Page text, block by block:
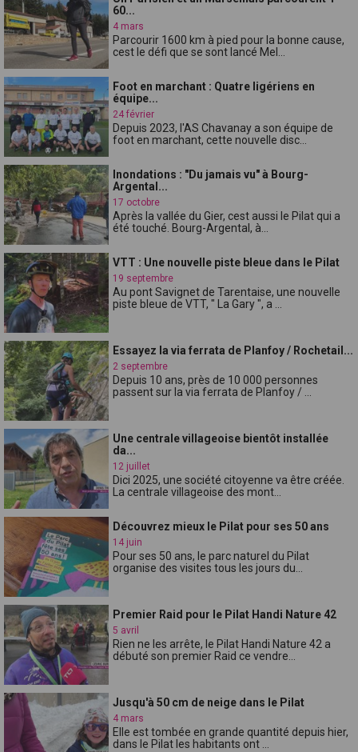
60...
4 mars
Parcourir 1600 km à pied pour la bonne cause,
cest le défi que se sont lancé Mel...
Foot en marchant : Quatre ligériens en
équipe...
24 février
Depuis 2023, l'AS Chavanay a son équipe de
foot en marchant, cette nouvelle disc...
Inondations : "Du jamais vu" à Bourg-
Argental...
17 octobre
Après la vallée du Gier, cest aussi le Pilat qui a
été touché. Bourg-Argental, à...
VTT : Une nouvelle piste bleue dans le Pilat
19 septembre
Au pont Savignet de Tarentaise, une nouvelle
piste bleue de VTT, " La Gary ", a ...
Essayez la via ferrata de Planfoy / Rochetail...
2 septembre
Depuis 10 ans, près de 10 000 personnes
passent sur la via ferrata de Planfoy / ...
Une centrale villageoise bientôt installée
da...
12 juillet
Dici 2025, une société citoyenne va être créée.
La centrale villageoise des mont...
Découvrez mieux le Pilat pour ses 50 ans
14 juin
Pour ses 50 ans, le parc naturel du Pilat
organise des visites tous les jours du...
Premier Raid pour le Pilat Handi Nature 42
5 avril
Rien ne les arrête, le Pilat Handi Nature 42 a
débuté son premier Raid ce vendre...
Jusqu'à 50 cm de neige dans le Pilat
4 mars
Elle est tombée en grande quantité depuis hier,
dans le Pilat les habitants ont ...